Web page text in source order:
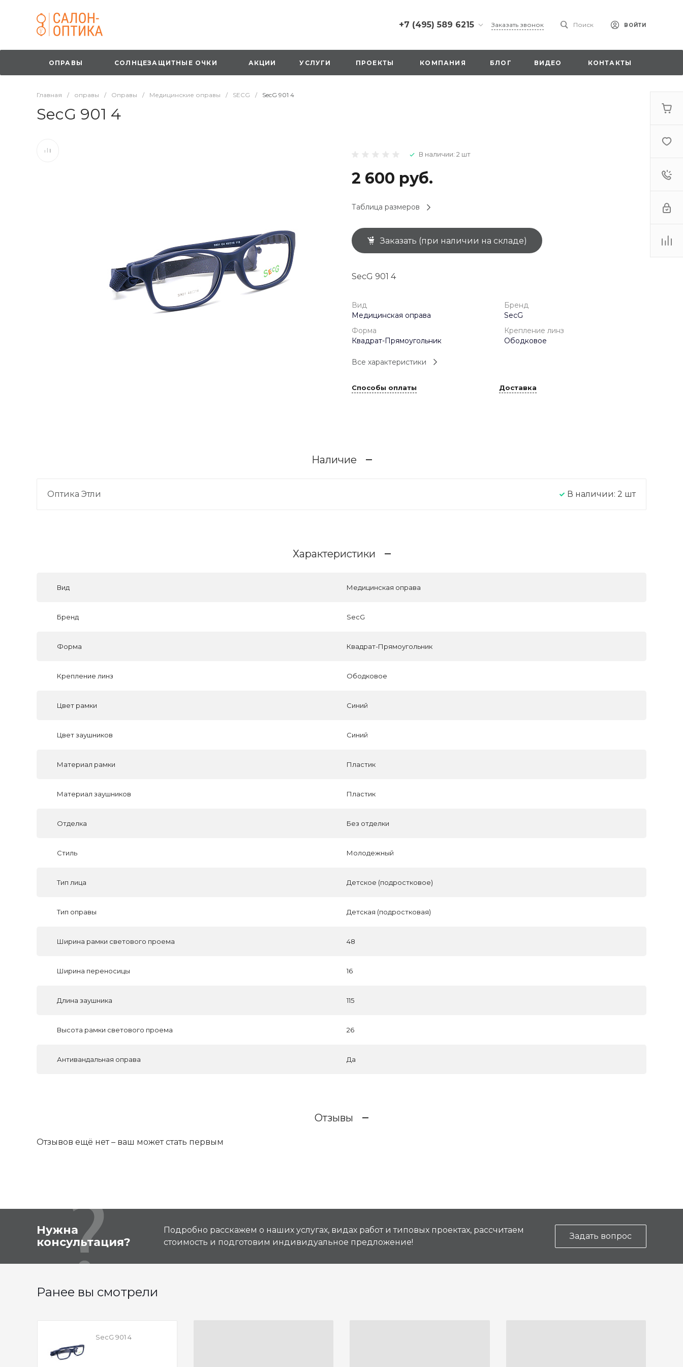
+7 (495) 589 6215
+7 (495) 589 6215
г. Москва, Русаковская
ул., д.1, вход с улицы со
стороны ТТК
г. Москва,
оранжевая вывеска
напротив «Перекрестка»
на 1 этаже
1 мая: 10:00-19:00
+7 (926) 092 4274
г. Королёв, пр-т
(0-9)
1 мая: 10:00-19:00
9 мая: 10:00-19:00
Заказать звонок Поиск ВОЙТИ
ОПРАВЫ СОЛНЦЕЗАЩИТНЫЕ ОЧКИ АКЦИИ УСЛУГИ ПРОЕКТЫ КОМПАНИЯ БЛОГ ВИДЕО КОНТАКТЫ
Главная / оправы / Оправы / Медицинские оправы / SECG / SecG 901 4
SecG 901 4
В наличии: 2 шт
2 600 руб.
Таблица размеров
Заказать (при наличии на складе)
SecG 901 4
Вид
Медицинская оправа
Бренд
SecG
Форма
Квадрат-Прямоугольник
Крепление линз
Ободковое
Все характеристики
Способы оплаты Доставка
Наличие
Оптика Этли В наличии: 2 шт
Характеристики
Вид Медицинская оправа
Бренд SecG
Форма Квадрат-Прямоугольник
Крепление линз Ободковое
Цвет рамки Синий
Цвет заушников Синий
Материал рамки Пластик
Материал заушников Пластик
Отделка Без отделки
Стиль Молодежный
Тип лица Детское (подростковое)
Тип оправы Детская (подростковая)
Ширина рамки светового проема 48
Ширина переносицы 16
Длина заушника 115
Высота рамки светового проема 26
Антивандальная оправа Да
Отзывы
Отзывов ещё нет – ваш может стать первым
Нужна
консультация?
Подробно расскажем о наших услугах, видах работ и типовых проектах, рассчитаем
стоимость и подготовим индивидуальное предложение!
Задать вопрос
Ранее вы смотрели
SecG 901 4